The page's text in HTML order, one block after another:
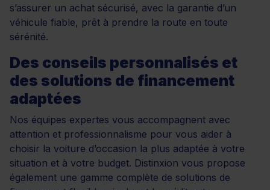
s’assurer un achat sécurisé, avec la garantie d’un
véhicule fiable, prêt à prendre la route en toute
sérénité.
Des conseils personnalisés et
des solutions de financement
adaptées
Nos équipes expertes vous accompagnent avec
attention et professionnalisme pour vous aider à
choisir la voiture d’occasion la plus adaptée à votre
situation et à votre budget. Distinxion vous propose
également une gamme complète de solutions de